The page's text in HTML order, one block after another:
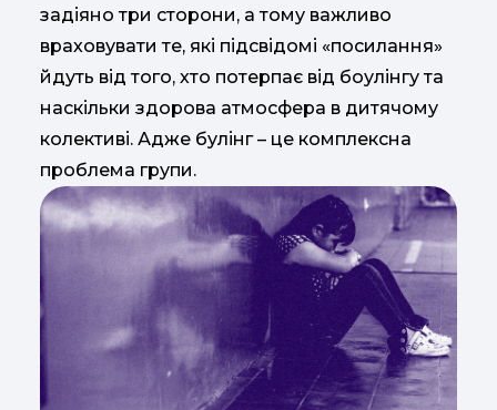
задіяно три сторони, а тому важливо
враховувати те, які підсвідомі «посилання»
йдуть від того, хто потерпає від боулінгу та
наскільки здорова атмосфера в дитячому
колективі. Адже булінг – це комплексна
проблема групи.